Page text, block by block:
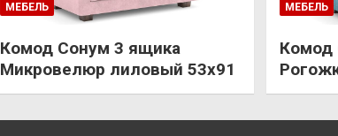
МЕБЕЛЬ
Комод Сонум 3 ящика
Микровелюр лиловый 53х91
МЕБЕЛЬ
Комод